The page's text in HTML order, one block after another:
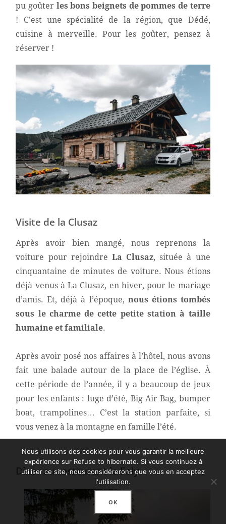
pu goûter les bons beignets de pommes de terre
! C’est une spécialité de la région, que Dédé,
cuisine à merveille. Pour les goûter, pensez à
réserver !
Visite de la Clusaz
Après avoir bien mangé, nous reprenons la
voiture pour rejoindre La Clusaz, située à une
cinquantaine de minutes de voiture. Nous étions
déjà venus à La Clusaz, en hiver, pour le mariage
d’amis. Et, déjà à l’époque, nous étions tombés
sous le charme de cette petite station à taille
humaine et familiale.
Après avoir posé nos affaires à l’hôtel, nous avons
fait une balade autour de la place de l’église. À
cette période de l’année, il y a beaucoup de jeux
pour les enfants : luge d’été, Big Air Bag, bumper
boat, trampolines… C’est la station parfaite, si
vous venez à la montagne en famille l’été.
Dîner au restaurant le Foly
Nous utilisons des cookies pour vous garantir la meilleure
expérience sur Refuse to hibernate. Si vous continuez à
utiliser ce site, nous considérerons que vous en acceptez
l'utilisation.
OK